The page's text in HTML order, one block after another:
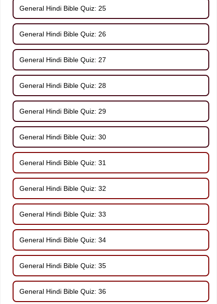
General Hindi Bible Quiz: 25
General Hindi Bible Quiz: 26
General Hindi Bible Quiz: 27
General Hindi Bible Quiz: 28
General Hindi Bible Quiz: 29
General Hindi Bible Quiz: 30
General Hindi Bible Quiz: 31
General Hindi Bible Quiz: 32
General Hindi Bible Quiz: 33
General Hindi Bible Quiz: 34
General Hindi Bible Quiz: 35
General Hindi Bible Quiz: 36